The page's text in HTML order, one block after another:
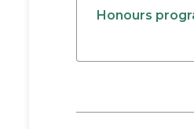
Honours